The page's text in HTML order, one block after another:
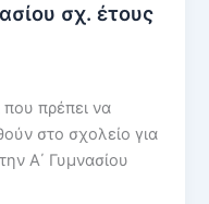
σχ. έτους
που πρέπει να
στο σχολείο για
Α΄ Γυμνασίου